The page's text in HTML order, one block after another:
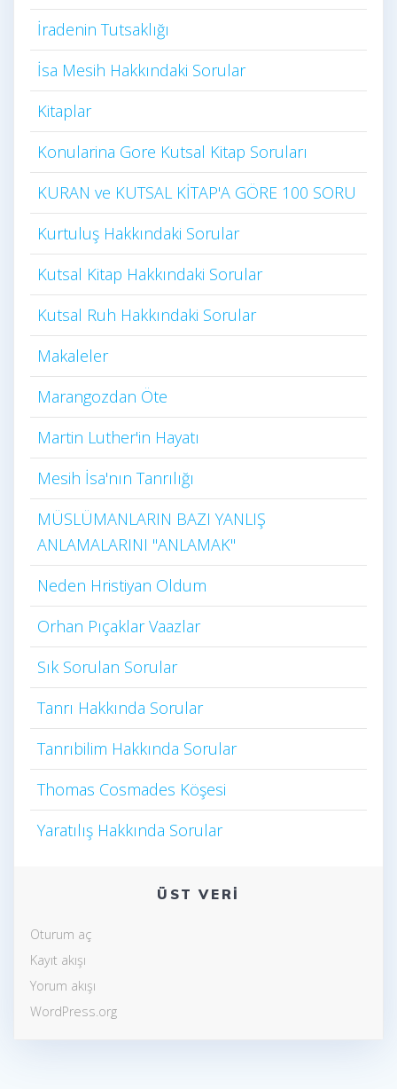
İradenin Tutsaklığı​
İsa Mesih Hakkındaki Sorular
Kitaplar
Konularina Gore Kutsal Kitap Soruları
KURAN ve KUTSAL KİTAP'A GÖRE 100 SORU
Kurtuluş Hakkındaki Sorular
Kutsal Kitap Hakkındaki Sorular
Kutsal Ruh Hakkındaki Sorular
Makaleler
Marangozdan Öte
Martin Luther'in Hayatı​
Mesih İsa'nın Tanrılığı​
MÜSLÜMANLARIN BAZI YANLIŞ
ANLAMALARINI "ANLAMAK"
Neden Hristiyan Oldum​
Orhan Pıçaklar Vaazlar
Sık Sorulan Sorular
Tanrı Hakkında Sorular
Tanrıbilim Hakkında Sorular
Thomas Cosmades Köşesi
Yaratılış Hakkında Sorular
ÜST VERI
Oturum aç
Kayıt akışı
Yorum akışı
WordPress.org